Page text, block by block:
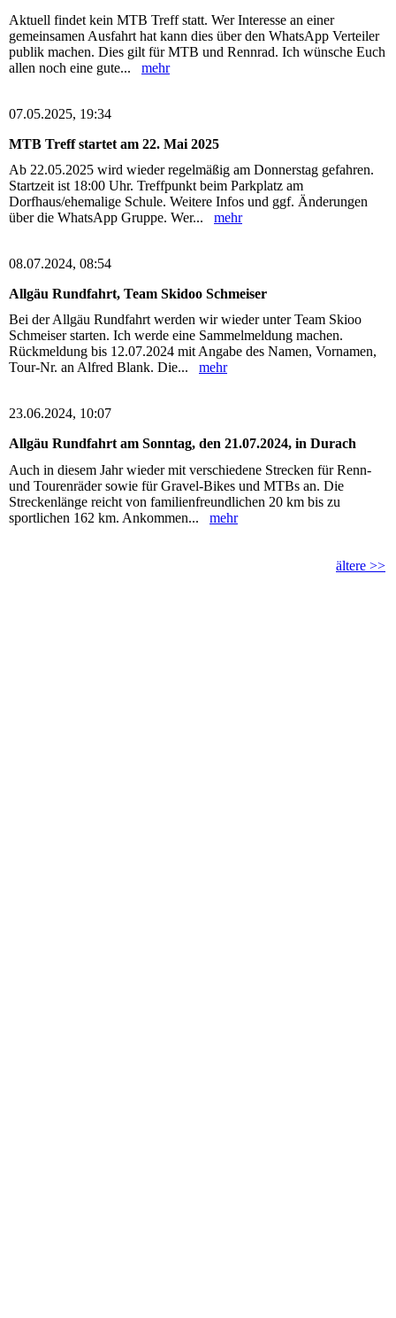
Aktuell findet kein MTB Treff statt. Wer Interesse an einer
gemeinsamen Ausfahrt hat kann dies über den WhatsApp Verteiler
publik machen. Dies gilt für MTB und Rennrad. Ich wünsche Euch
allen noch eine gute... mehr
07.05.2025, 19:34
MTB Treff startet am 22. Mai 2025
Ab 22.05.2025 wird wieder regelmäßig am Donnerstag gefahren.
Startzeit ist 18:00 Uhr. Treffpunkt beim Parkplatz am
Dorfhaus/ehemalige Schule. Weitere Infos und ggf. Änderungen
über die WhatsApp Gruppe. Wer... mehr
08.07.2024, 08:54
Allgäu Rundfahrt, Team Skidoo Schmeiser
Bei der Allgäu Rundfahrt werden wir wieder unter Team Skioo
Schmeiser starten. Ich werde eine Sammelmeldung machen.
Rückmeldung bis 12.07.2024 mit Angabe des Namen, Vornamen,
Tour-Nr. an Alfred Blank. Die... mehr
23.06.2024, 10:07
Allgäu Rundfahrt am Sonntag, den 21.07.2024, in Durach
Auch in diesem Jahr wieder mit verschiedene Strecken für Renn-
und Tourenräder sowie für Gravel-Bikes und MTBs an. Die
Streckenlänge reicht von familienfreundlichen 20 km bis zu
sportlichen 162 km. Ankommen... mehr
ältere >>